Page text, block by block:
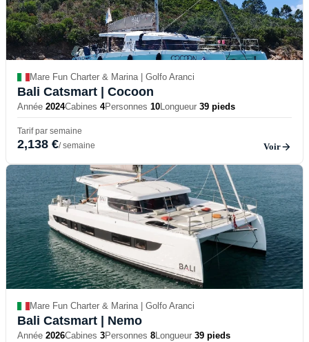
Mare Fun Charter & Marina | Golfo Aranci
Bali Catsmart | Cocoon
Année 2024Cabines 4Personnes 10Longueur 39 pieds
Tarif par semaine
2,138 €/ semaine Voir
Mare Fun Charter & Marina | Golfo Aranci
Bali Catsmart | Nemo
Année 2026Cabines 3Personnes 8Longueur 39 pieds